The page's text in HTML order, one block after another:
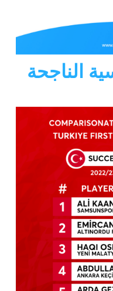
الناجحة